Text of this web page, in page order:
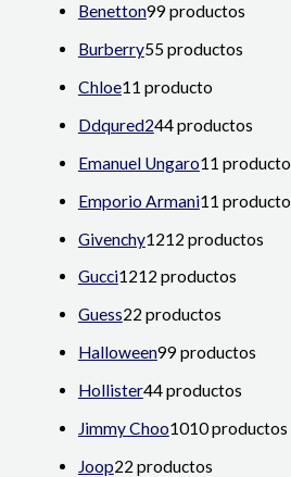
Benetton99 productos
Burberry55 productos
Chloe11 producto
Ddqured244 productos
Emanuel Ungaro11 producto
Emporio Armani11 producto
Givenchy1212 productos
Gucci1212 productos
Guess22 productos
Halloween99 productos
Hollister44 productos
Jimmy Choo1010 productos
Joop22 productos